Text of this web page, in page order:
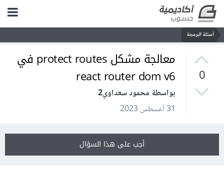
أسئلة البرمجة
0
معالجة مشكل protect routes في
react router dom v6
بواسطة محمود سعداوي2
31 أغسطس 2023
أجب على هذا السؤال